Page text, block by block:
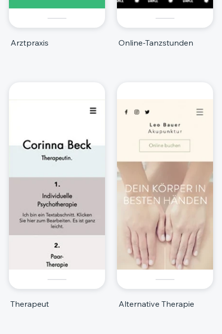
Arztpraxis Online-Tanzstunden
Therapeut Alternative Therapie